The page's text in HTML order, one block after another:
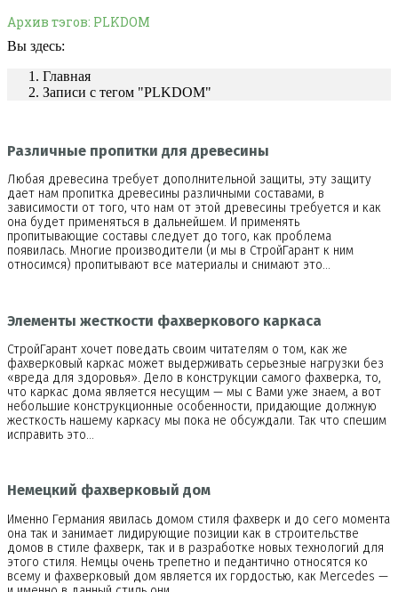
Архив тэгов: PLKDOM
Вы здесь:
Главная
Записи с тегом "PLKDOM"
Различные пропитки для древесины
Любая древесина требует дополнительной защиты, эту защиту
дает нам пропитка древесины различными составами, в
зависимости от того, что нам от этой древесины требуется и как
она будет применяться в дальнейшем. И применять
пропитывающие составы следует до того, как проблема
появилась. Многие производители (и мы в СтройГарант к ним
относимся) пропитывают все материалы и снимают это…
Элементы жесткости фахверкового каркаса
СтройГарант хочет поведать своим читателям о том, как же
фахверковый каркас может выдерживать серьезные нагрузки без
«вреда для здоровья». Дело в конструкции самого фахверка, то,
что каркас дома является несущим — мы с Вами уже знаем, а вот
небольшие конструкционные особенности, придающие должную
жесткость нашему каркасу мы пока не обсуждали. Так что спешим
исправить это…
Немецкий фахверковый дом
Именно Германия явилась домом стиля фахверк и до сего момента
она так и занимает лидирующие позиции как в строительстве
домов в стиле фахверк, так и в разработке новых технологий для
этого стиля. Немцы очень трепетно и педантично относятся ко
всему и фахверковый дом является их гордостью, как Mercedes —